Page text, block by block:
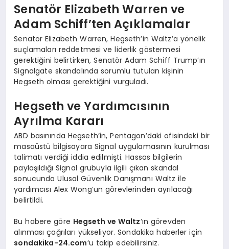
Senatör Elizabeth Warren ve
Adam Schiff’ten Açıklamalar
Senatör Elizabeth Warren, Hegseth’in Waltz’a yönelik
suçlamaları reddetmesi ve liderlik göstermesi
gerektiğini belirtirken, Senatör Adam Schiff Trump’ın
Signalgate skandalında sorumlu tutulan kişinin
Hegseth olması gerektiğini vurguladı.
Hegseth ve Yardımcısının
Ayrılma Kararı
ABD basınında Hegseth’in, Pentagon’daki ofisindeki bir
masaüstü bilgisayara Signal uygulamasının kurulması
talimatı verdiği iddia edilmişti. Hassas bilgilerin
paylaşıldığı Signal grubuyla ilgili çıkan skandal
sonucunda Ulusal Güvenlik Danışmanı Waltz ile
yardımcısı Alex Wong’un görevlerinden ayrılacağı
belirtildi.
Bu habere göre Hegseth ve Waltz‘ın görevden
alınması çağrıları yükseliyor. Sondakika haberler için
sondakika-24.com‘u takip edebilirsiniz.